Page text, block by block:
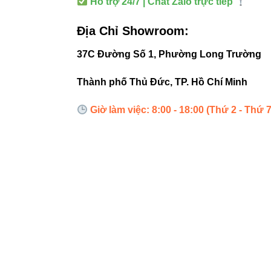
Nhấp nháy
Nóng
Vì vậy, Cable-
Địa Chỉ Showroom:
37C Đường Số 1, Phường Long Trường
Thành phố Thủ Đức, TP. Hồ Chí Minh
Giờ làm việc: 8:00 - 18:00 (Thứ 2 - Thứ